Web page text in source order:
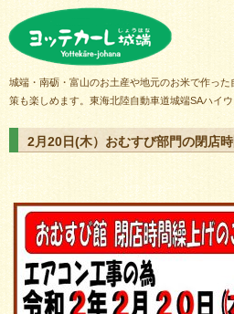
城端・南砺・富山のお土産や地元のお米で作っ
策も楽しめます。東海北陸自動車道城端SAハイ
2月20日(木）おむすび部門の閉店時